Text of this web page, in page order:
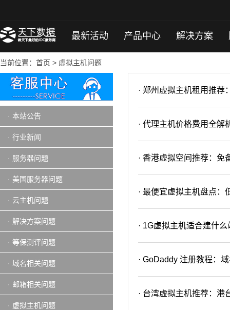
最新活动 产品中心 解决方案
当前位置： 首页 > 虚拟主机问题
· 本站公告
· 行业新闻
· 服务器问题
· 美国服务器问题
· 云主机问题
· 解决方案问题
· 等保测评问题
· 域名相关问题
· 邮箱相关问题
· 虚拟主机问题
· 郑州虚拟主机租用推荐
· 代理主机价格费用全解
· 香港虚拟空间推荐：免
· 最便宜虚拟主机盘点：
· 1G虚拟主机适合建什么
· GoDaddy 注册教程：
· 台湾虚拟主机推荐：港